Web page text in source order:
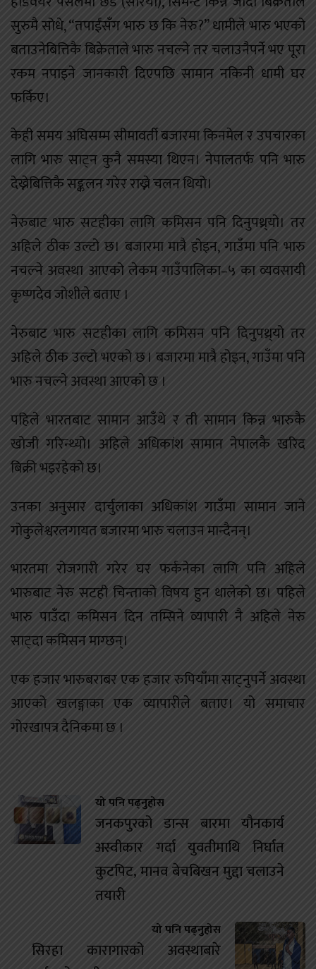
सुरुमै सोधे, “तपाईंसँग भारु छ कि नेरु?” धामीले भारु भएको
बताउनेबित्तिकै बिक्रेताले भारु नचल्ने तर चलाउनैपर्ने भए पूरा
रकम नपाइने जानकारी दिएपछि सामान नकिनी धामी घर
फर्किए।
केही समय अघिसम्म सीमावर्ती बजारमा किनमेल र उपचारका
लागि भारु साट्न कुनै समस्या थिएन। नेपालतर्फ पनि भारु
देख्नेबित्तिकै सङ्कलन गरेर राख्ने चलन थियो।
नेरुबाट भारु सटहीका लागि कमिसन पनि दिनुपथ्र्यो। तर
अहिले ठीक उल्टो छ। बजारमा मात्रै होइन, गाउँमा पनि भारु
नचल्ने अवस्था आएको लेकम गाउँपालिका–५ का व्यवसायी
कृष्णदेव जोशीले बताए ।
नेरुबाट भारु सटहीका लागि कमिसन पनि दिनुपथ्र्यो तर
अहिले ठीक उल्टो भएको छ । बजारमा मात्रै होइन, गाउँमा पनि
भारु नचल्ने अवस्था आएको छ ।
पहिले भारतबाट सामान आउँथे र ती सामान किन्न भारुकै
खोजी गरिन्थ्यो। अहिले अधिकांश सामान नेपालकै खरिद
बिक्री भइरहेको छ।
उनका अनुसार दार्चुलाका अधिकांश गाउँमा सामान जाने
गोकुलेश्वरलगायत बजारमा भारु चलाउन मान्दैनन्।
भारतमा रोजगारी गरेर घर फर्कनेका लागि पनि अहिले
भारुबाट नेरु सटही चिन्ताको विषय हुन थालेको छ। पहिले
भारु पाउँदा कमिसन दिन तम्सिने व्यापारी नै अहिले नेरु
साट्दा कमिसन माग्छन्।
एक हजार भारुबराबर एक हजार रुपियाँमा साट्नुपर्ने अवस्था
आएको खलङ्गाका एक व्यापारीले बताए। यो समाचार
गोरखापत्र दैनिकमा छ ।
यो पनि पढ्नुहोस
जनकपुरको डान्स बारमा यौनकार्य
अस्वीकार गर्दा युवतीमाथि निर्घात
कुटपिट, मानव बेचबिखन मुद्दा चलाउने
तयारी
यो पनि पढ्नुहोस
सिरहा कारागारको अवस्थाबारे